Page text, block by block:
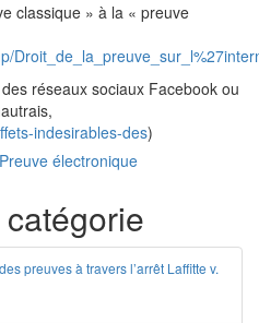
» à la « preuve
réseaux sociaux Facebook ou
indesirables-des)
Preuve électronique
preuves à travers l’arrêt Laffitte v.